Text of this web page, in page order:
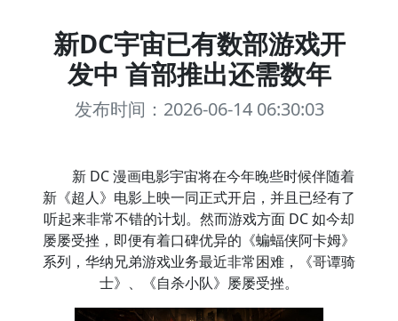
新DC宇宙已有数部游戏开
发中 首部推出还需数年
发布时间：2026-06-14 06:30:03
新 DC 漫画电影宇宙将在今年晚些时候伴随着
新《超人》电影上映一同正式开启，并且已经有了
听起来非常不错的计划。然而游戏方面 DC 如今却
屡屡受挫，即便有着口碑优异的《蝙蝠侠阿卡姆》
系列，华纳兄弟游戏业务最近非常困难，《哥谭骑
士》、《自杀小队》屡屡受挫。